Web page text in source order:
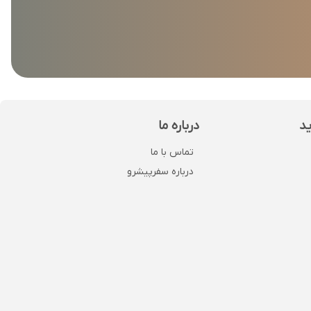
درباره ما
تماس با ما
درباره سفرپیشرو